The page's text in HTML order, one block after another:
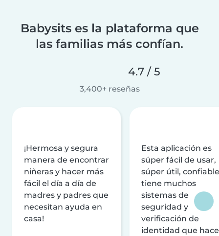
Babysits es la plataforma que
las familias más confían.
4.7 / 5
3,400+ reseñas
¡Hermosa y segura
manera de encontrar
niñeras y hacer más
fácil el día a día de
madres y padres que
necesitan ayuda en
casa!
Esta aplicación es
súper fácil de usar,
súper útil,
tiene muchos
sistemas de
seguridad y
verificación de
identidad que